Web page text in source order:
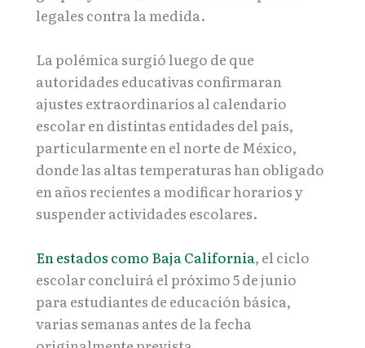
legales contra la medida.
La polémica surgió luego de que
autoridades educativas confirmaran
ajustes extraordinarios al calendario
escolar en distintas entidades del país,
particularmente en el norte de México,
donde las altas temperaturas han obligado
en años recientes a modificar horarios y
suspender actividades escolares.
En estados como Baja California, el ciclo
escolar concluirá el próximo 5 de junio
para estudiantes de educación básica,
varias semanas antes de la fecha